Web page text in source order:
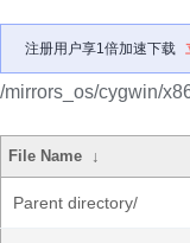
注册用户享1倍加速下载
/mirrors_os/cygwin/
File Name ↓
Parent directory/